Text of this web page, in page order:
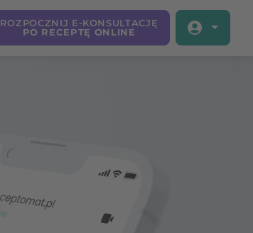
ROZPOCZNIJ E-KONSULTACJĘ
PO RECEPTĘ ONLINE